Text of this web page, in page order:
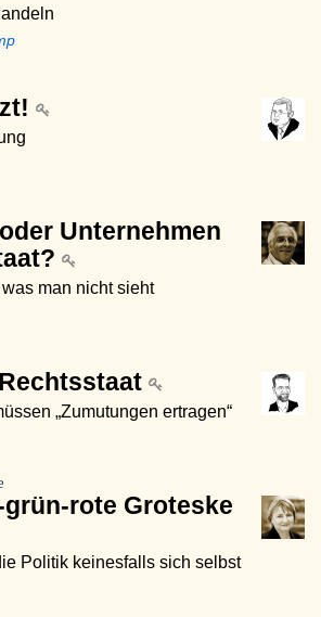
Unternehmen
man nicht sieht
„Zumutungen ertragen“
rote Groteske
Politik keinesfalls sich selbst